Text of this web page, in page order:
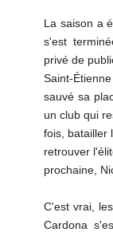
La saison a
s'est
privé de
Saint-
sauvé sa
un club qui
fois, batailler
retrouver
prochaine,
C'est vrai,
Cardona